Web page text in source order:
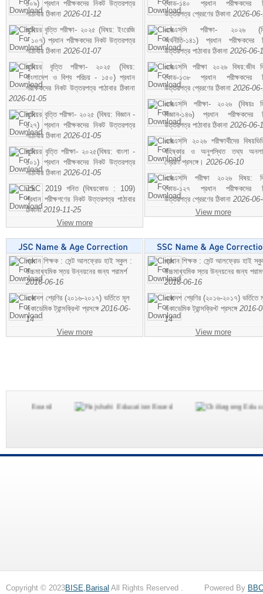
১০৯) প্রধান পরীক্ষকদের নিকট উত্তরপত্র
পাঠাবার ঠিকানা 2026-01-12
জুনিয়র বৃত্তি পরীক্ষা- ২০২৫ (বিষয়: ইংরেজি
- ১০৭) প্রধান পরীক্ষকদের নিকট উত্তরপত্র
পাঠাবার ঠিকানা 2026-01-07
জুনিয়র বৃত্তি পরীক্ষা- ২০২৫ (বিষয়:
বাংলাদেশ ও বিশ্ব পরিচয় - ১৫০) প্রধান
পরীক্ষকদের নিকট উত্তরপত্র পাঠাবার ঠিকানা
2026-01-05
জুনিয়র বৃত্তি পরীক্ষা- ২০২৫ (বিষয়: বিজ্ঞান -
১২৭) প্রধান পরীক্ষকদের নিকট উত্তরপত্র
পাঠাবার ঠিকানা 2026-01-05
জুনিয়র বৃত্তি পরীক্ষা- ২০২৫(বিষয়: বাংলা -
১০১) প্রধান পরীক্ষকদের নিকট উত্তরপত্র
পাঠাবার ঠিকানা 2026-01-05
JSC 2019 গনিত (বিষয়কোড : 109)
প্রধান পরীক্ষগণের নিকট উত্তরপত্র পাঠাবার
ঠিকানা2019-11-25
View more
কোড-১৪০ প্রধান পরীক্ষকদের
উত্তরপত্র প্রেরণের ঠিকানা 2026-
এসএসসি পরীক্ষা- ২০২৬
অর্থনীতি-১৪১) প্রধান পরীক্ষকদের
উত্তরপত্র পাঠাবার ঠিকানা 2026-06-
এসএসসি পরীক্ষা ২০২৬ বিষয়:জীব
কোড-১৩৮ প্রধান পরীক্ষকদের
উত্তরপত্র প্রেরণের ঠিকানা 2026-
এসএসসি পরীক্ষা- ২০২৬ (বিষয়ঃ
বিজ্ঞান-১৪৬) প্রধান পরীক্ষকদের
উত্তরপত্র পাঠাবার ঠিকানা 2026-06-
এসএসসি ২০২৬ পরীক্ষার্থীদের
বহিষ্কার ও অনুপস্থিত তথ্য
প্রেরণ প্রসঙ্গে। 2026-06-10
এসএসসি পরীক্ষা ২০২৬ বিষয়:
কোড-১২৭ প্রধান পরীক্ষকদের
উত্তরপত্র প্রেরণের ঠিকানা 2026-
View more
প্রধান শিক্ষক : সেন্ট আলফ্রেড হাই স্কুল :
উচ্চমাধ্যমিক স্তর উন্নয়নের জন্য পরামর্শ
2016-06-16
একাদশ শ্রেণির (২০১৬-২০১৭) ভর্তিতে মূল
একাডেমিক ট্রান্সক্রিপ্ট প্রসঙ্গে 2016-06-
14
View more
প্রধান শিক্ষক : সেন্ট আলফ্রেড হাই
উচ্চমাধ্যমিক স্তর উন্নয়নের জন্য
2016-06-16
একাদশ শ্রেণির (২০১৬-২০১৭) ভর্তিতে
একাডেমিক ট্রান্সক্রিপ্ট প্রসঙ্গে 2016-
14
View more
Copyright © 2023BISE,Barisal All Rights Reserved . Powered By